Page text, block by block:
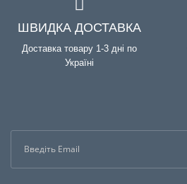
ШВИДКА ДОСТАВКА
Доставка товару 1-3 дні по
Україні